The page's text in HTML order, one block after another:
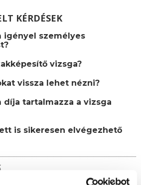
KÉRDÉSEK
igényel személyes
vizsga?
vissza lehet nézni?
díja tartalmazza a vizsga
is sikeresen elvégezhető